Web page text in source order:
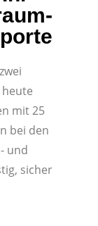
mit 25
bei den
und
sicher